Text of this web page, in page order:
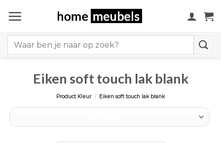
naar
for:
Eiken soft touch lak blank
Product Kleur / Eiken soft touch lak blank